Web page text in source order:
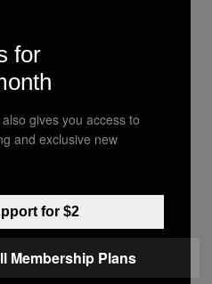
gobierno. Sin
dudas sobre la
maestras.
de transición si
los fondos o cómo
una agencia
catalanes
a los requerimientos
española, son
que subyacen
for
gives you access to
and exclusive new
for $2
Membership Plans